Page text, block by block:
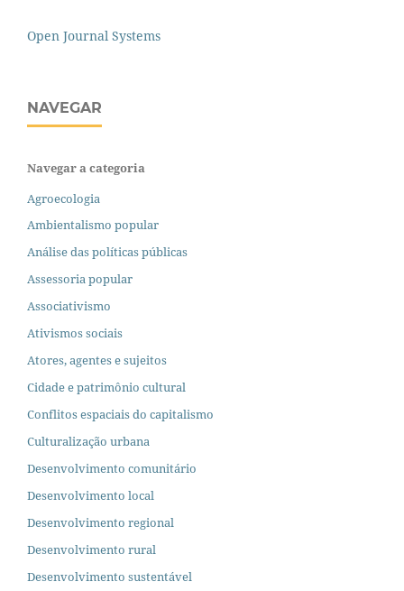
Open Journal Systems
NAVEGAR
Navegar a categoria
Agroecologia
Ambientalismo popular
Análise das políticas públicas
Assessoria popular
Associativismo
Ativismos sociais
Atores, agentes e sujeitos
Cidade e patrimônio cultural
Conflitos espaciais do capitalismo
Culturalização urbana
Desenvolvimento comunitário
Desenvolvimento local
Desenvolvimento regional
Desenvolvimento rural
Desenvolvimento sustentável